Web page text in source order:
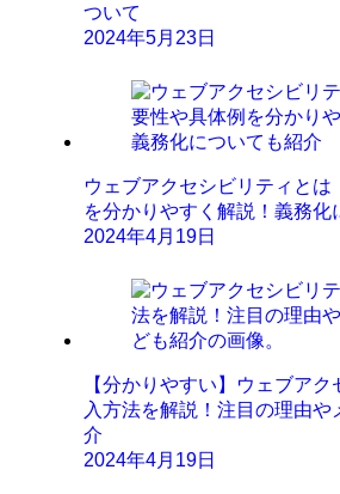
ついて
2024年5月23日
ウェブアクセシビリティとは
を分かりやすく解説！義務化
2024年4月19日
【分かりやすい】ウェブア
入方法を解説！注目の理由や
介
2024年4月19日